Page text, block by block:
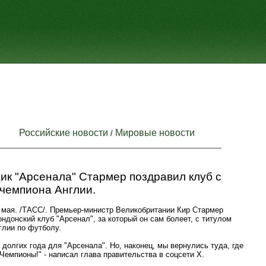
Российские новости / Мировые новости
"Арсенала" Стармер поздравил клуб с
Англии.
/ТАСС/. Премьер-министр Великобритании Кир Стармер
клуб "Арсенал", за который он сам болеет, с титулом
по футболу.
года для "Арсенала". Но, наконец, мы вернулись туда, где
- написал глава правительства в соцсети X.